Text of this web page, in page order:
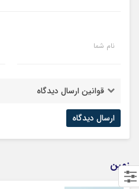
نام شما
قوانین ارسال دیدگاه
زمین